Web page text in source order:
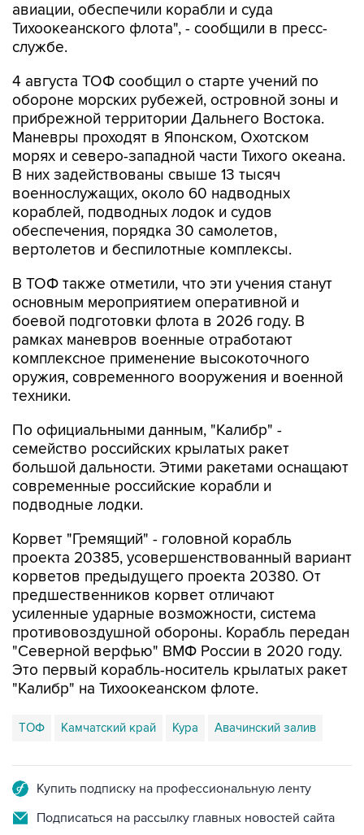
авиации, обеспечили корабли и суда
Тихоокеанского флота", - сообщили в пресс-
службе.
4 августа ТОФ сообщил о старте учений по
обороне морских рубежей, островной зоны и
прибрежной территории Дальнего Востока.
Маневры проходят в Японском, Охотском
морях и северо-западной части Тихого океана.
В них задействованы свыше 13 тысяч
военнослужащих, около 60 надводных
кораблей, подводных лодок и судов
обеспечения, порядка 30 самолетов,
вертолетов и беспилотные комплексы.
В ТОФ также отметили, что эти учения станут
основным мероприятием оперативной и
боевой подготовки флота в 2026 году. В
рамках маневров военные отработают
комплексное применение высокоточного
оружия, современного вооружения и военной
техники.
По официальными данным, "Калибр" -
семейство российских крылатых ракет
большой дальности. Этими ракетами оснащают
современные российские корабли и
подводные лодки.
Корвет "Гремящий" - головной корабль
проекта 20385, усовершенствованный вариант
корветов предыдущего проекта 20380. От
предшественников корвет отличают
усиленные ударные возможности, система
противовоздушной обороны. Корабль передан
"Северной верфью" ВМФ России в 2020 году.
Это первый корабль-носитель крылатых ракет
"Калибр" на Тихоокеанском флоте.
ТОФ Камчатский край Кура Авачинский залив
Купить подписку на профессиональную ленту
Подписаться на рассылку главных новостей сайта